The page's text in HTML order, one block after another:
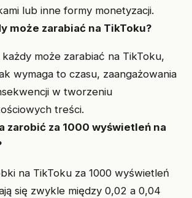
lub inne formy monetyzacji.
może zarabiać na TikToku?
każdy może zarabiać na TikToku,
wymaga to czasu, zaangażowania
w tworzeniu
treści.
zarobić za 1000 wyświetleń na
na TikToku za 1000 wyświetleń
się zwykle między 0,02 a 0,04